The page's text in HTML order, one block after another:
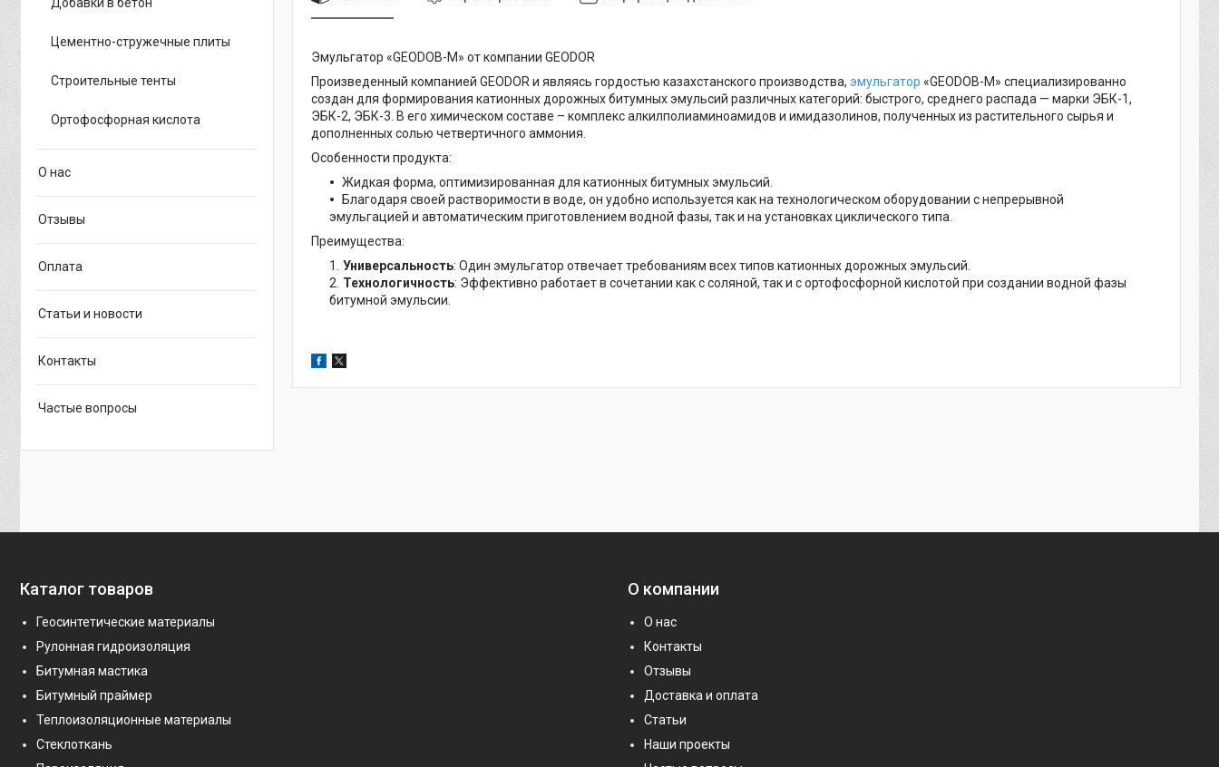
Эмульгатор «GEODOB-M» от компании GEODOR
Произведенный компанией GEODOR и являясь гордостью казахстанского производства, эмульгатор «GEODOB-M» специализированно
создан для формирования катионных дорожных битумных эмульсий различных категорий: быстрого, среднего распада — марки ЭБК-1,
ЭБК-2, ЭБК-3. В его химическом составе – комплекс алкилполиаминоамидов и имидазолинов, полученных из растительного сырья и
дополненных солью четвертичного аммония.
Особенности продукта:
Жидкая форма, оптимизированная для катионных битумных эмульсий.
Благодаря своей растворимости в воде, он удобно используется как на технологическом оборудовании с непрерывной
эмульгацией и автоматическим приготовлением водной фазы, так и на установках циклического типа.
Преимущества:
Универсальность: Один эмульгатор отвечает требованиям всех типов катионных дорожных эмульсий.
Технологичность: Эффективно работает в сочетании как с соляной, так и с ортофосфорной кислотой при создании водной фазы
битумной эмульсии.
Цементно-стружечные плиты
Строительные тенты
Ортофосфорная кислота
О нас
Отзывы
Оплата
Статьи и новости
Контакты
Частые вопросы
Каталог товаров
Геосинтетические материалы
Рулонная гидроизоляция
Битумная мастика
Битумный праймер
Теплоизоляционные материалы
Стеклоткань
О компании
О нас
Контакты
Отзывы
Доставка и оплата
Статьи
Наши проекты